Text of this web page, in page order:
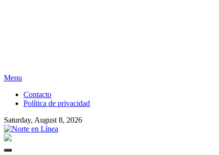
Skip
content
Menu
Contacto
Política de privacidad
Saturday, August 8, 2026
Primary